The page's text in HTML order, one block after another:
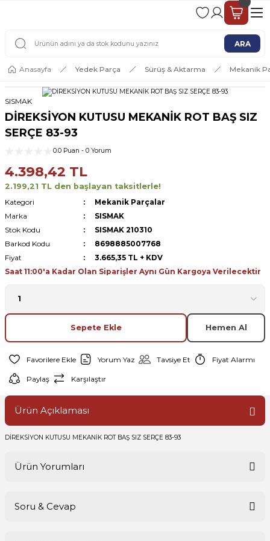
2 - 4 İŞ GÜNÜ İÇERİSİNDE KARGO
ARA
Anasayfa Yedek Parça Sürüş & Aktarma Mekanik
SISMAK
DİREKSİYON KUTUSU MEKANİK ROT BAŞ SIZ
SERÇE 83-93
0.0 Puan - 0 Yorum
4.398,42 TL
2.199,21 TL den başlayan taksitlerle!
Kategori
Mekanik Parçalar
Marka
SISMAK
Stok Kodu
SISMAK 210310
Barkod Kodu
8698885007768
Fiyat
3.665,35 TL + KDV
Saat 11:00'a Kadar Olan Siparişler Aynı Gün Kargoya Verilecektir
Sepete Ekle Hemen Al
Yorum Yaz Tavsiye Et Fiyat Alarmı
Paylaş Karşılaştır
Ürün Açıklaması
DİREKSİYON KUTUSU MEKANİK ROT BAŞ SIZ SERÇE 83-93
Ürün Yorumları
Soru & Cevap